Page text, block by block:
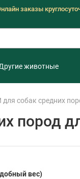
заказы
животные
собак средних
пород
вес)